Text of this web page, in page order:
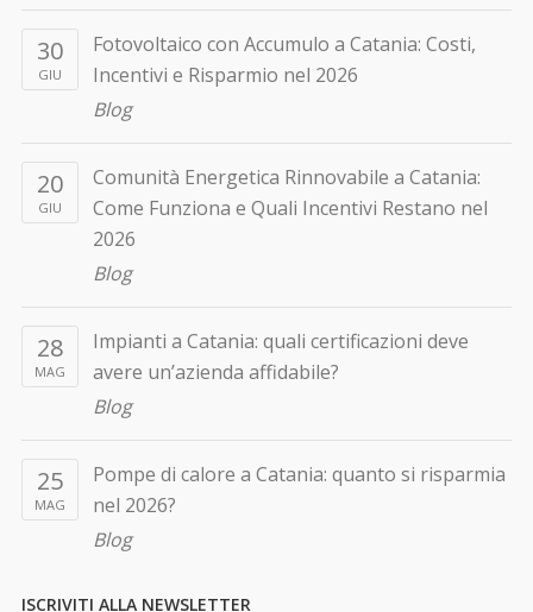
30
GIU
Fotovoltaico con Accumulo a Catania: Costi,
Incentivi e Risparmio nel 2026
Blog
20
GIU
Comunità Energetica Rinnovabile a Catania:
Come Funziona e Quali Incentivi Restano nel
2026
Blog
28
MAG
Impianti a Catania: quali certificazioni deve
avere un’azienda affidabile?
Blog
25
MAG
Pompe di calore a Catania: quanto si risparmia
nel 2026?
Blog
ISCRIVITI ALLA NEWSLETTER